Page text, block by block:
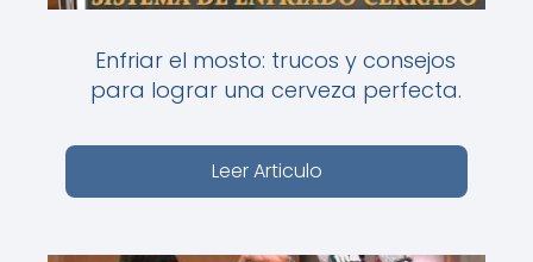
Enfriar el mosto: trucos y consejos
para lograr una cerveza perfecta.
Leer Articulo